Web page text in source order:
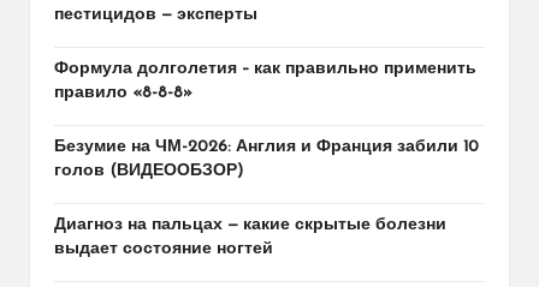
пестицидов — эксперты
Формула долголетия – как правильно применить
правило «8-8-8»
Безумие на ЧМ-2026: Англия и Франция забили 10
голов (ВИДЕООБЗОР)
Диагноз на пальцах — какие скрытые болезни
выдает состояние ногтей